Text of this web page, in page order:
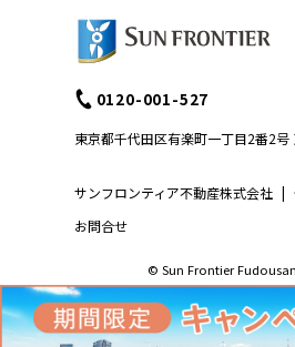
サンフロンティア不動産株式会社 |
お問合せ
0120-001-527
東京都千代田区有楽町一丁目2番2
© Sun Frontier